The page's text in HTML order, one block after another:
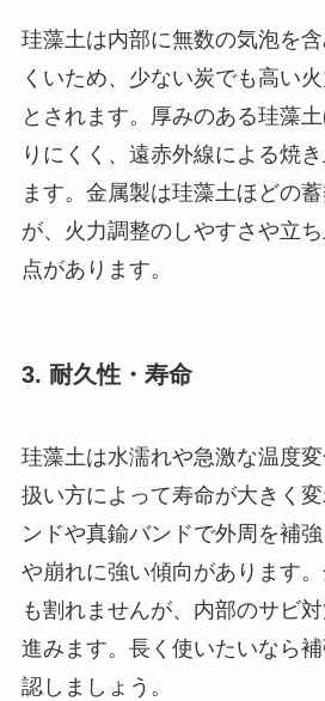
珪藻土は内部に無数の気泡を
くいため、少ない炭でも高い
とされます。厚みのある珪藻
りにくく、遠赤外線による焼
ます。金属製は珪藻土ほどの
が、火力調整のしやすさや立
点があります。
3. 耐久性・寿命
珪藻土は水濡れや急激な温度変
扱い方によって寿命が大きく
ンドや真鍮バンドで外周を補
や崩れに強い傾向があります
も割れませんが、内部のサビ
進みます。長く使いたいなら
認しましょう。